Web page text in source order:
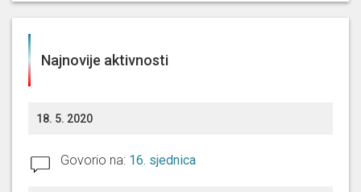
Najnovije aktivnosti
18. 5. 2020
Govorio na: 16. sjednica